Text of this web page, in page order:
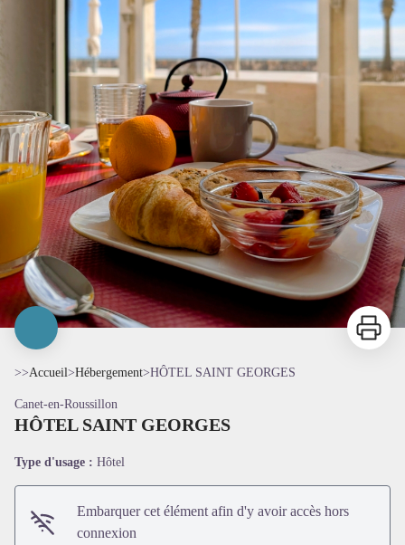
Imprimer
>>Accueil>Hébergement>HÔTEL SAINT GEORGES
Canet-en-Roussillon
HÔTEL SAINT GEORGES
Type d'usage : Hôtel
Embarquer cet élément afin d'y avoir accès hors
connexion